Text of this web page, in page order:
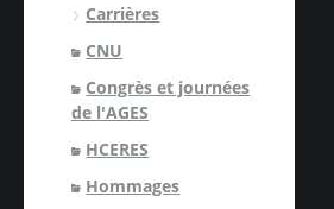
Carrières
CNU
Congrès et journées
de l'AGES
HCERES
Hommages